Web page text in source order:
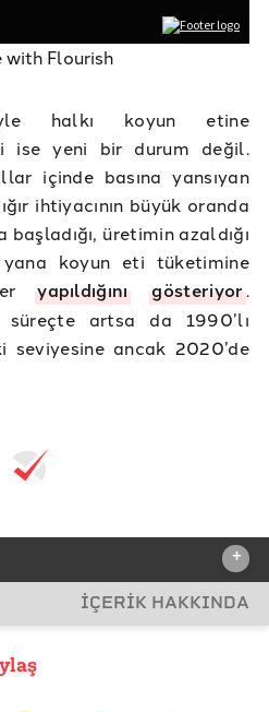
halkı koyun etine
ise yeni bir durum değil.
içinde basına yansıyan
ihtiyacının büyük oranda
üretimin azaldığı
koyun eti tüketimine
yapıldığını gösteriyor.
süreçte artsa da 1990’lı
seviyesine ancak 2020’de
+
- 2020 Yılı
İÇERİK HAKKINDA